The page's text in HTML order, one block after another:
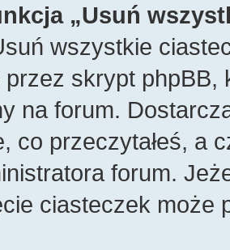
„Usuń
wszystkie
przez skrypt
na forum.
co przeczytałeś, a
forum.
ciasteczek może